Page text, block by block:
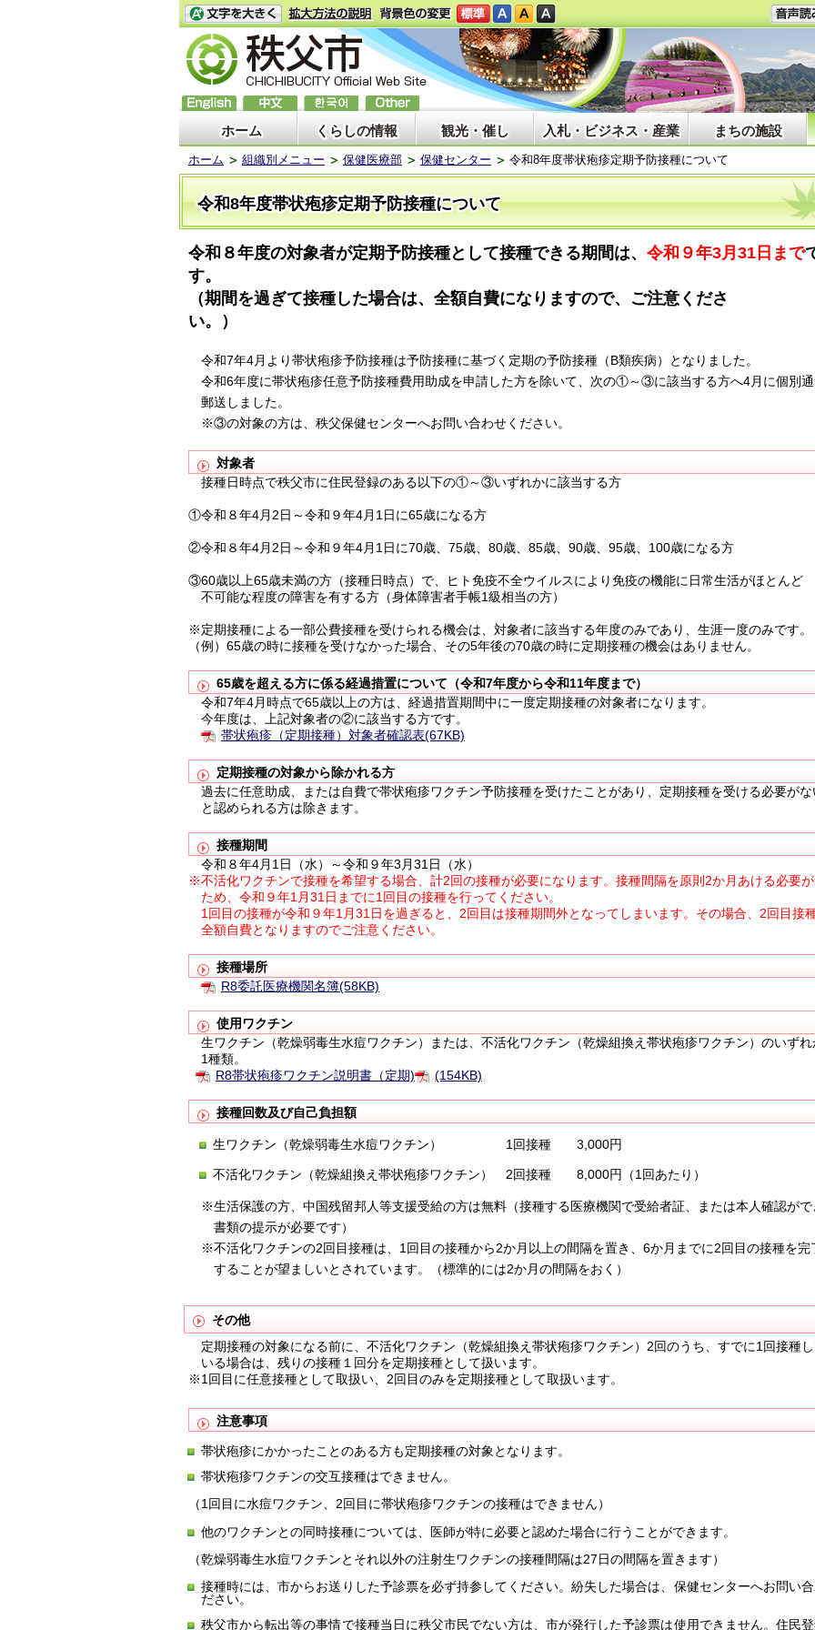
ホーム くらしの情報 観光・催し 入札・ビジネス・産業 まちの施設
ホーム 組織別メニュー 保健医療部 保健センター 令和8年度帯状疱疹定期予防接種について
令和8年度帯状疱疹定期予防接種について
令和８年度の対象者が定期予防接種として接種できる期間は、 令和９年3月31日まで
す。
（期間を過ぎて接種した場合は、全額自費になりますので、ご注意くださ
い。）
令和7年4月より帯状疱疹予防接種は予防接種に基づく定期の予防接種（B類疾病）となりました。
令和6年度に帯状疱疹任意予防接種費用助成を申請した方を除いて、次の①～③に該当する方へ4月に個別
郵送しました。
※③の対象の方は、秩父保健センターへお問い合わせください。
対象者
接種日時点で秩父市に住民登録のある以下の①～③いずれかに該当する方
①令和８年4月2日～令和９年4月1日に65歳になる方
②令和８年4月2日～令和９年4月1日に70歳、75歳、80歳、85歳、90歳、95歳、100歳になる方
③60歳以上65歳未満の方（接種日時点）で、ヒト免疫不全ウイルスにより免疫の機能に日常生活がほとんど
不可能な程度の障害を有する方（身体障害者手帳1級相当の方）
※定期接種による一部公費接種を受けられる機会は、対象者に該当する年度のみであり、生涯一度のみです。
（例）65歳の時に接種を受けなかった場合、その5年後の70歳の時に定期接種の機会はありません。
65歳を超える方に係る経過措置について（令和7年度から令和11年度まで）
令和7年4月時点で65歳以上の方は、経過措置期間中に一度定期接種の対象者になります。
今年度は、上記対象者の②に該当する方です。
帯状疱疹（定期接種）対象者確認表(67KB)
定期接種の対象から除かれる方
過去に任意助成、または自費で帯状疱疹ワクチン予防接種を受けたことがあり、定期接種を受ける必要がな
と認められる方は除きます。
接種期間
令和８年4月1日（水）～令和９年3月31日（水）
※不活化ワクチンで接種を希望する場合、計2回の接種が必要になります。接種間隔を原則2か月あける必要が
ため、 令和９年1月31日までに1回目の接種を行ってください。
1回目の接種が令和９年1月31日を過ぎると、2回目は接種期間外となってしまいます。その場合、2回目接
全額自費となりますのでご注意ください。
接種場所
R8委託医療機関名簿(58KB)
使用ワクチン
生ワクチン（乾燥弱毒生水痘ワクチン）または、不活化ワクチン（乾燥組換え帯状疱疹ワクチン）のいずれ
1種類。
R8帯状疱疹ワクチン説明書（定期)
(154KB)
接種回数及び自己負担額
生ワクチン（乾燥弱毒生水痘ワクチン） 1回接種 3,000円
不活化ワクチン（乾燥組換え帯状疱疹ワクチン） 2回接種 8,000円（1回あたり）
※生活保護の方、中国残留邦人等支援受給の方は無料（接種する医療機関で受給者証、または本人確認がで
書類の提示が必要です）
※不活化ワクチンの2回目接種は、1回目の接種から2か月以上の間隔を置き、6か月までに2回目の接種を完
することが望ましいとされています。（標準的には2か月の間隔をおく）
その他
定期接種の対象になる前に、不活化ワクチン（乾燥組換え帯状疱疹ワクチン）2回のうち、すでに1回接種
いる場合は、残りの接種１回分を定期接種として扱います。
※1回目に任意接種として取扱い、2回目のみを定期接種として取扱います。
注意事項
帯状疱疹にかかったことのある方も定期接種の対象となります。
帯状疱疹ワクチンの交互接種はできません。
（1回目に水痘ワクチン、2回目に帯状疱疹ワクチンの接種はできません）
他のワクチンとの同時接種については、医師が特に必要と認めた場合に行うことができます。
（乾燥弱毒生水痘ワクチンとそれ以外の注射生ワクチンの接種間隔は27日の間隔を置きます）
接種時には、市からお送りした予診票を必ず持参してください。紛失した場合は、保健センターへお問い
ださい。
秩父市から転出等の事情で接種当日に秩父市民でない方は、市が発行した予診票は使用できません。住民